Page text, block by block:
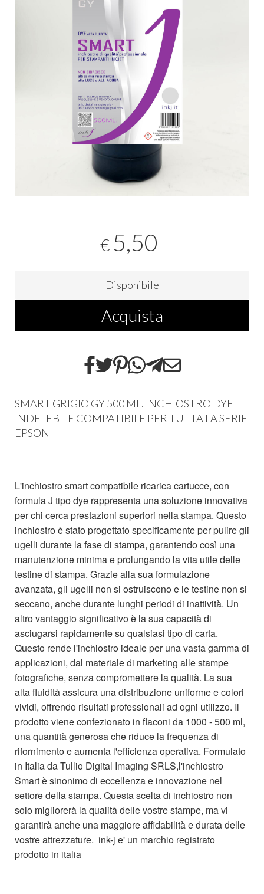
€ 5,50
Disponibile
Acquista
SMART GRIGIO GY 500 ML. INCHIOSTRO DYE
INDELEBILE COMPATIBILE PER TUTTA LA SERIE
EPSON
L'inchiostro smart compatibile ricarica cartucce, con
formula J tipo dye rappresenta una soluzione innovativa
per chi cerca prestazioni superiori nella stampa. Questo
inchiostro è stato progettato specificamente per pulire gli
ugelli durante la fase di stampa, garantendo così una
manutenzione minima e prolungando la vita utile delle
testine di stampa. Grazie alla sua formulazione
avanzata, gli ugelli non si ostruiscono e le testine non si
seccano, anche durante lunghi periodi di inattività. Un
altro vantaggio significativo è la sua capacità di
asciugarsi rapidamente su qualsiasi tipo di carta.
Questo rende l'inchiostro ideale per una vasta gamma di
applicazioni, dal materiale di marketing alle stampe
fotografiche, senza compromettere la qualità. La sua
alta fluidità assicura una distribuzione uniforme e colori
vividi, offrendo risultati professionali ad ogni utilizzo. Il
prodotto viene confezionato in flaconi da 1000 - 500 ml,
una quantità generosa che riduce la frequenza di
rifornimento e aumenta l'efficienza operativa. Formulato
in Italia da Tullio Digital Imaging SRLS,l'inchiostro
Smart è sinonimo di eccellenza e innovazione nel
settore della stampa. Questa scelta di inchiostro non
solo migliorerà la qualità delle vostre stampe, ma vi
garantirà anche una maggiore affidabilità e durata delle
vostre attrezzature. ink-j e' un marchio registrato
prodotto in italia